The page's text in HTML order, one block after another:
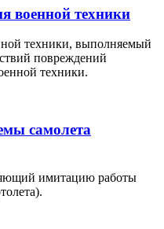
военной техники
техники, выполняемый
повреждений
техники.
самолета
имитацию работы